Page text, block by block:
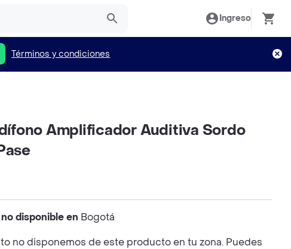
Ingreso
Términos y condiciones
Amplificador Auditiva Sordo
disponible en Bogotá
no disponemos de este producto en tu zona. Puedes